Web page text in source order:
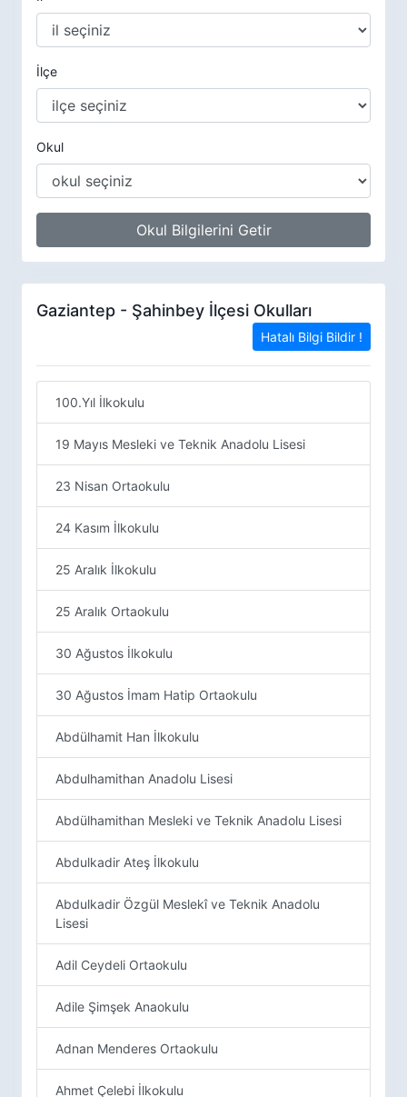
İlçe
Okul
Okul Bilgilerini Getir
Gaziantep - Şahinbey İlçesi Okulları
Hatalı Bilgi Bildir !
100.Yıl İlkokulu
19 Mayıs Mesleki ve Teknik Anadolu Lisesi
23 Nisan Ortaokulu
24 Kasım İlkokulu
25 Aralık İlkokulu
25 Aralık Ortaokulu
30 Ağustos İlkokulu
30 Ağustos İmam Hatip Ortaokulu
Abdülhamit Han İlkokulu
Abdulhamithan Anadolu Lisesi
Abdülhamithan Mesleki ve Teknik Anadolu Lisesi
Abdulkadir Ateş İlkokulu
Abdulkadir Özgül Meslekî ve Teknik Anadolu
Lisesi
Adil Ceydeli Ortaokulu
Adile Şimşek Anaokulu
Adnan Menderes Ortaokulu
Ahmet Çelebi İlkokulu